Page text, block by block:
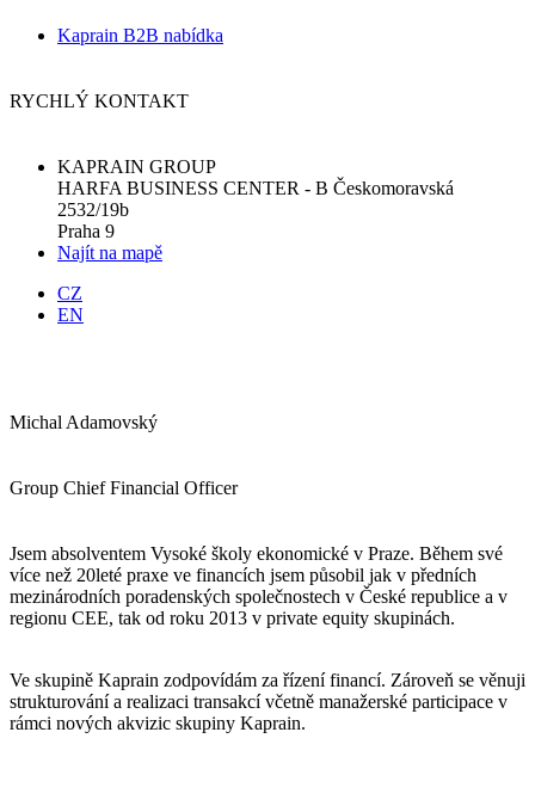
Kaprain B2B nabídka
RYCHLÝ KONTAKT
KAPRAIN GROUP
HARFA BUSINESS CENTER - B Českomoravská
2532/19b
Praha 9
Najít na mapě
CZ
EN
Michal Adamovský
Group Chief Financial Officer
Jsem absolventem Vysoké školy ekonomické v Praze. Během své
více než 20leté praxe ve financích jsem působil jak v předních
mezinárodních poradenských společnostech v České republice a v
regionu CEE, tak od roku 2013 v private equity skupinách.
Ve skupině Kaprain zodpovídám za řízení financí. Zároveň se věnuji
strukturování a realizaci transakcí včetně manažerské participace v
rámci nových akvizic skupiny Kaprain.